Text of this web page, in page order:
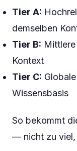
Tier A:
demselben
Tier B:
Kontext
Tier C:
Wissensbasis
So bekommt
— nicht zu viel,